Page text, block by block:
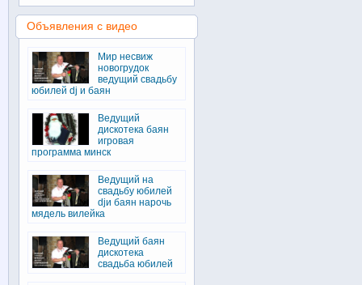
Объявления с видео
Мир несвиж
новогрудок
ведущий свадьбу
юбилей dj и баян
Ведущий
дискотека баян
игровая
программа минск
Ведущий на
свадьбу юбилей
djи баян нарочь
мядель вилейка
Ведущий баян
дискотека
свадьба юбилей